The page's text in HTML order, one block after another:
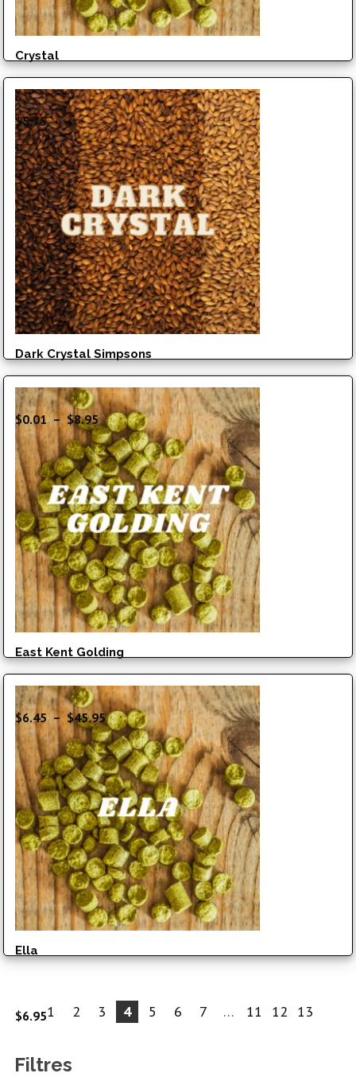
Crystal
$5.75
Dark Crystal Simpsons
$0.01 – $8.95Plage
de
prix :
$0.01
à
$8.95
East Kent Golding
$6.45 – $45.95Plage
de
prix :
$6.45
à
$45.95
Ella
$6.951 2 3 4 5 6 7 … 11 12 13
Filtres